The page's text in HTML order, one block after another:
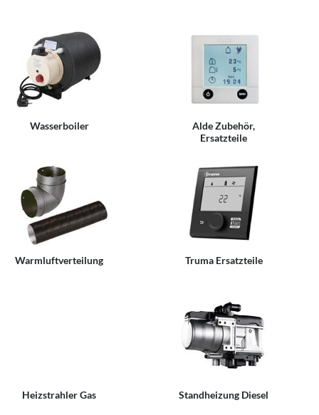
Wasserboiler
Alde Zubehör,
Ersatzteile
Warmluftverteilung Truma Ersatzteile
Heizstrahler Gas Standheizung Diesel